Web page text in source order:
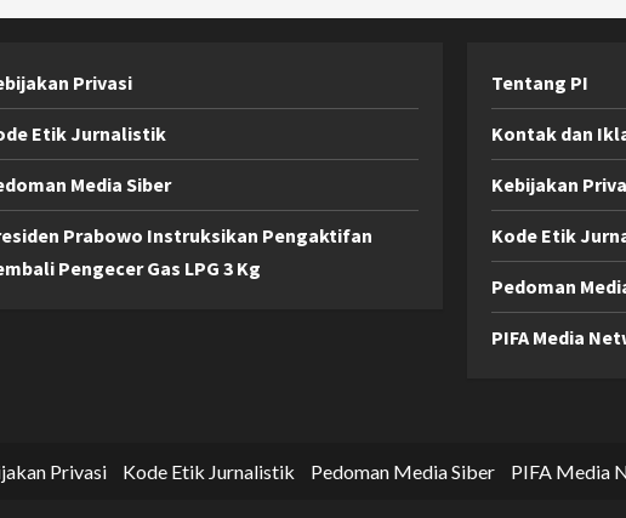
Privasi
Etik Jurnalistik
Media Siber
Prabowo Instruksikan Pengaktifan
Pengecer Gas LPG 3 Kg
Tentang PI
Kontak dan
Kebijakan
Kode Etik
Pedoman
PIFA Media
Privasi Kode Etik Jurnalistik Pedoman Media Siber PIFA Media